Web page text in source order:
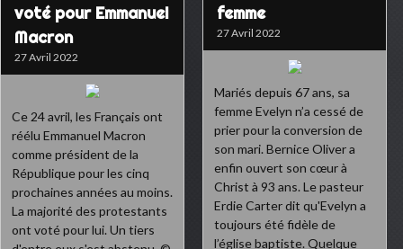
femme
27 Avril 2022
Mariés depuis 67 ans, sa
femme Evelyn n’a cessé de
prier pour la conversion de
son mari. Bernice Oliver a
enfin ouvert son cœur à
Christ à 93 ans. Le pasteur
Erdie Carter dit qu'Evelyn a
toujours été fidèle de
l’église baptiste. Quelque
voté pour Emmanuel
Macron
27 Avril 2022
Ce 24 avril, les Français ont
réélu Emmanuel Macron
comme président de la
République pour les cinq
prochaines années au moins.
La majorité des protestants
ont voté pour lui. Un tiers